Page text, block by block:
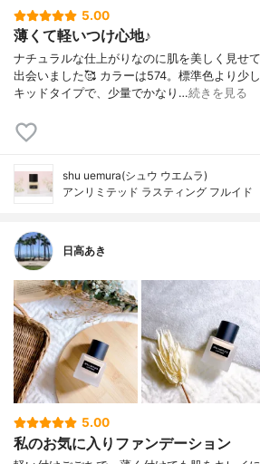
5.00
薄くて軽いつけ心地♪
ナチュラルな仕上がりなのに肌を美しく見せ
出会いました🥰 カラーは574。標準色より少
キッドタイプで、少量でかなり…続きを見る
shu uemura(シュウ ウエムラ)
アンリミテッド ラスティング フルイド
日高あき
5.00
私のお気に入りファンデーション